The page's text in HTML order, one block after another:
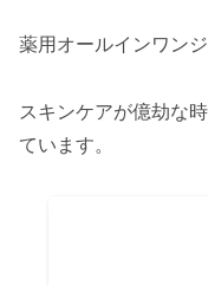
薬用オールインワン
スキンケアが億劫な
ています。